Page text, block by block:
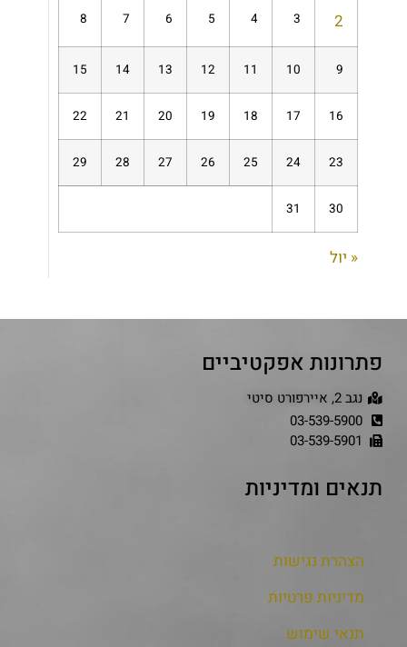
2
3
4
5
6
7
8
9
10
11
12
13
14
15
16
17
18
19
20
21
22
23
24
25
26
27
28
29
30
31
« יול
פתרונות אפקטיביים
נגב 2, איירפורט סיטי
03-539-5900
03-539-5901
תנאים ומדיניות
הצהרת נגישות
מדיניות פרטיות
תנאי שימוש